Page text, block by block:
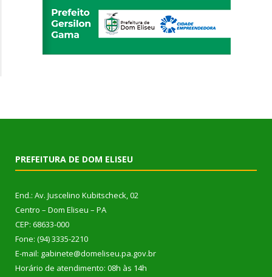
PREFEITURA DE DOM ELISEU
End.: Av. Juscelino Kubitscheck, 02
Centro – Dom Eliseu – PA
CEP: 68633-000
Fone: (94) 3335-2210
E-mail: gabinete@domeliseu.pa.gov.br
Horário de atendimento: 08h às 14h